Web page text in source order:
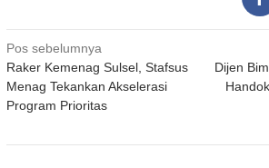
Navigasi
pos
Pos sebelumnya
Raker Kemenag Sulsel, Stafsus
Menag Tekankan Akselerasi
Program Prioritas
Dijen